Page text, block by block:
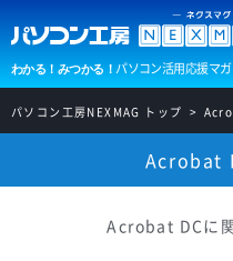
わかる！みつかる！ パソコン活用応援マ
パソコン工房NEXMAG トップ
Acrobat
Acrobat DCに